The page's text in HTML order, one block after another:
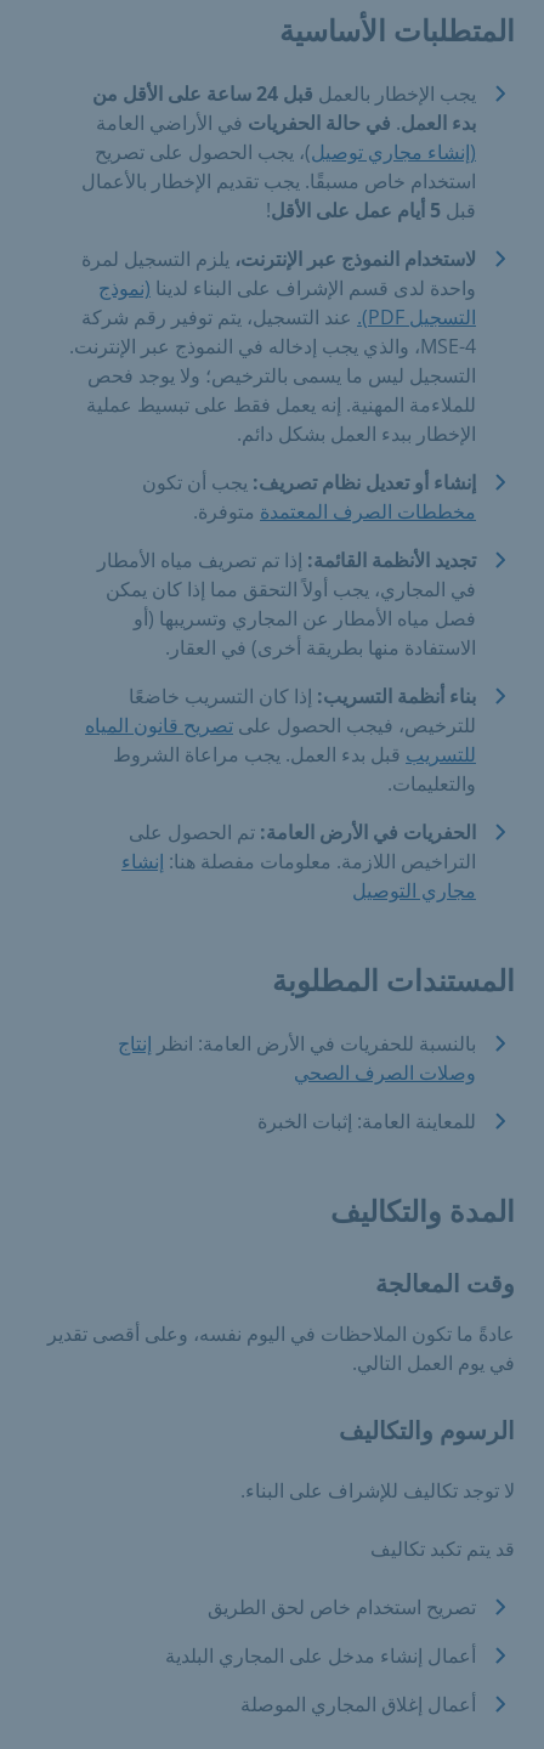
المتطلبات الأساسية
يجب الإخطار بالعمل
قبل 24 ساعة على الأقل من
بدء العمل. في حالة الحفريات في الأراضي العامة
(إنشاء مجاري توصيل)، يجب الحصول على تصريح
استخدام خاص مسبقًا. يجب تقديم الإخطار بالأعمال
قبل 5 أيام عمل على الأقل
!
لاستخدام النموذج عبر الإنترنت، يلزم التسجيل لمرة
واحدة لدى قسم الإشراف على البناء لدينا (نموذج
التسجيل PDF).
عند التسجيل، يتم توفير رقم شركة
MSE-4، والذي يجب إدخاله في النموذج عبر الإنترنت.
التسجيل ليس ما يسمى بالترخيص؛ ولا يوجد فحص
للملاءمة المهنية. إنه يعمل فقط على تبسيط عملية
الإخطار ببدء العمل بشكل دائم.
إنشاء أو تعديل نظام تصريف: يجب أن تكون
مخططات الصرف المعتمدة متوفرة.
تجديد الأنظمة القائمة: إذا تم تصريف مياه الأمطار
في المجاري، يجب أولاً التحقق مما إذا كان يمكن
فصل مياه الأمطار عن المجاري وتسريبها (أو
الاستفادة منها بطريقة أخرى) في العقار.
بناء أنظمة التسريب: إذا كان التسريب خاضعًا
للترخيص، فيجب الحصول على تصريح قانون المياه
للتسريب قبل بدء العمل. يجب مراعاة الشروط
والتعليمات.
الحفريات في الأرض العامة: تم الحصول على
التراخيص اللازمة. معلومات مفصلة هنا: إنشاء
مجاري التوصيل
المستندات المطلوبة
بالنسبة للحفريات في الأرض العامة: انظر إنتاج
وصلات الصرف الصحي
للمعاينة العامة: إثبات الخبرة
المدة والتكاليف
وقت المعالجة
عادةً ما تكون الملاحظات في اليوم نفسه، وعلى أقصى تقدير
في يوم العمل التالي.
الرسوم والتكاليف
لا توجد تكاليف للإشراف على البناء.
قد يتم تكبد تكاليف
تصريح استخدام خاص لحق الطريق
أعمال إنشاء مدخل على المجاري البلدية
أعمال إغلاق المجاري الموصلة